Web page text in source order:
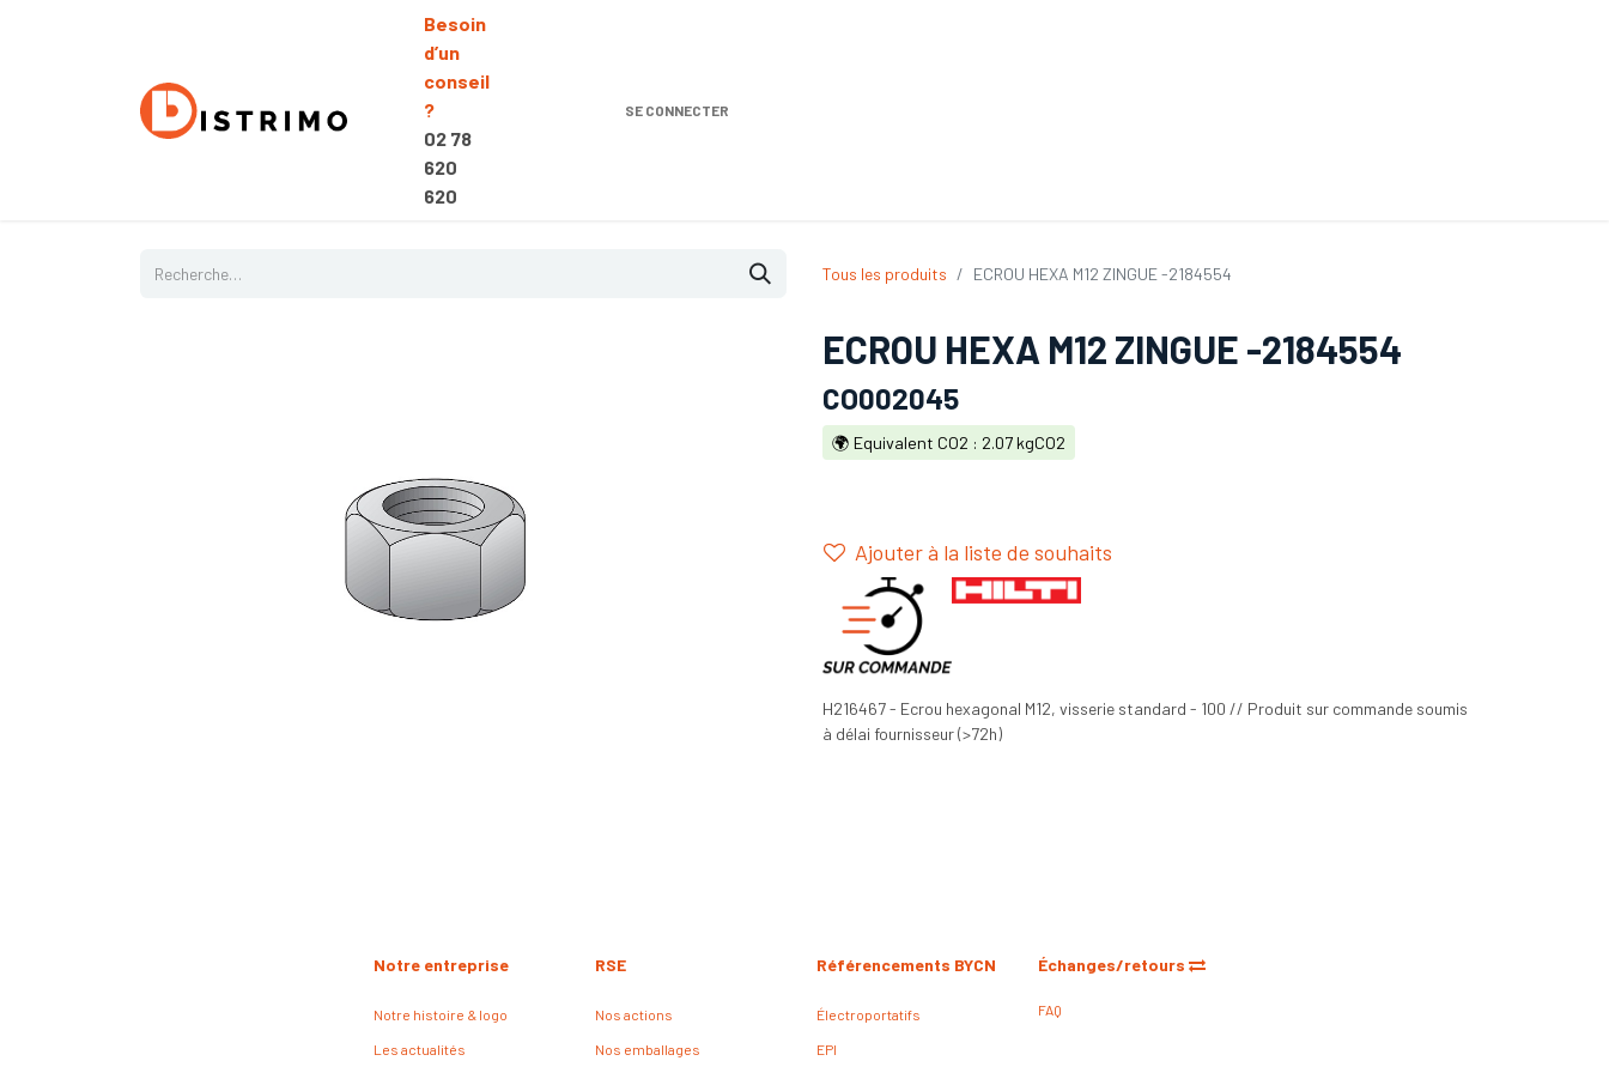
Besoin
d’un
conseil
?
02 78
620
620
SE CONNECTER
Tous les produits ECROU HEXA M12 ZINGUE -2184554
ECROU HEXA M12 ZINGUE -2184554
CO002045
🌍 Equivalent CO2 : 2.07 kgCO2
Ajouter à la liste de souhaits
H216467 - Ecrou hexagonal M12, visserie standard - 100 // Produit sur commande soumis
à délai fournisseur (>72h)
Échanges/retours
FAQ
Référencements BYCN
Électroportatifs
EPI
RSE
Nos actions
Nos emballages
Notre entreprise
Notre histoire & logo
Les actualités